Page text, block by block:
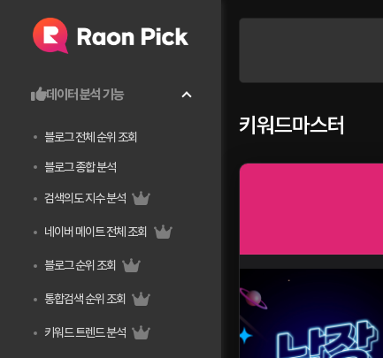
데이터 분석 기능
블로그 전체 순위 조회
블로그 종합 분석
검색의도 지수 분석
네이버 메이트 전체 조회
블로그 순위 조회
통합검색 순위 조회
키워드 트렌드 분석
키워드마스터